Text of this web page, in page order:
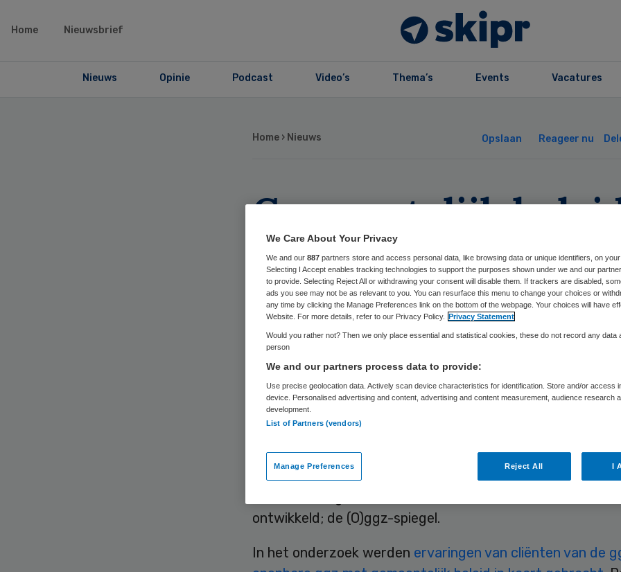
Home Nieuwsbrief
Nieuws Opinie Podcast Video’s Thema’s Events Vacatures
Home › Nieuws Opslaan Reageer nu
Gemeentelijk
scoort matig bij
cliënt
Cliënten van de ggz vinden dat gemeentelijk beleid te
met psychische handicaps. Dat blijkt uit een onderzoek
Landelijk Platform GGz (LPGGz) en Vereniging Geestdrift
ontwikkeld; de (O)ggz-spiegel.
In het onderzoek werden ervaringen van cliënten van de
We Care About Your Privacy
We and our 887 partners store and access personal data, like browsing data or unique identifiers, on your
Selecting I Accept enables tracking technologies to support the purposes shown under we and our
to provide. Selecting Reject All or withdrawing your consent will disable them. If trackers are disabled,
ads you see may not be as relevant to you. You can resurface this menu to change your choices or
any time by clicking the Manage Preferences link on the bottom of the webpage. Your choices will have
Website. For more details, refer to our Privacy Policy. Privacy Statement
Would you rather not? Then we only place essential and statistical cookies, these do not record any data
person
We and our partners process data to provide:
Use precise geolocation data. Actively scan device characteristics for identification. Store and/or access
device. Personalised advertising and content, advertising and content measurement, audience research
development.
List of Partners (vendors)
Manage Preferences Reject All I